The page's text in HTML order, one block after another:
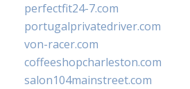
perfectfit24-7.com
portugalprivatedriver.com
von-racer.com
coffeeshopcharleston.com
salon104mainstreet.com